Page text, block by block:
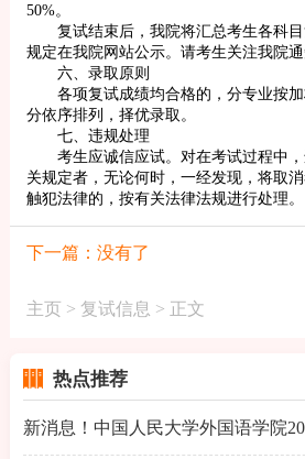
50%。
复试结束后，我院将汇总考生各科目
规定在我院网站公示。请考生关注我院通
六、录取原则
各项复试成绩均合格的，分专业按加
分依序排列，择优录取。
七、违规处理
考生应诚信应试。对在考试过程中，
关规定者，无论何时，一经发现，将取消
触犯法律的，按有关法律法规进行处理。
下一篇：没有了
主页 > 复试信息 > 正文
热点推荐